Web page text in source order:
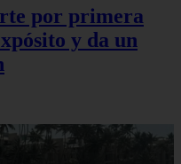
por primera
y da un